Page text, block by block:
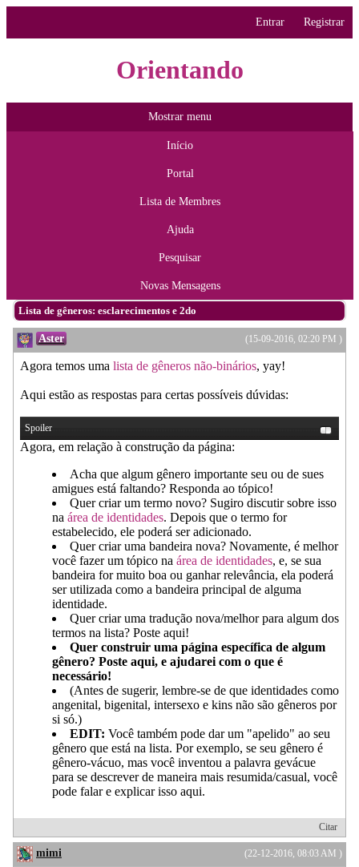
Entrar Registrar
Orientando
Mostrar menu
Início
Portal
Lista de Membres
Ajuda
Pesquisar
Novas Mensagens
Lista de gêneros: esclarecimentos e 2do
(15-09-2016, 02:20 PM )
Aster
Agora temos uma lista de gêneros não-binários, yay!
Aqui estão as respostas para certas possíveis dúvidas:
Spoiler
Agora, em relação à construção da página:
Acha que algum gênero importante seu ou de sues
amigues está faltando? Responda ao tópico!
Quer criar um termo novo? Sugiro discutir sobre isso
na área de identidades. Depois que o termo for
estabelecido, ele poderá ser adicionado.
Quer criar uma bandeira nova? Novamente, é melhor
você fazer um tópico na área de identidades, e, se sua
bandeira for muito boa ou ganhar relevância, ela poderá
ser utilizada como a bandeira principal de alguma
identidade.
Quer criar uma tradução nova/melhor para algum dos
termos na lista? Poste aqui!
Quer construir uma página específica de algum
gênero? Poste aqui, e ajudarei com o que é
necessário!
(Antes de sugerir, lembre-se de que identidades como
angenital, bigenital, intersexo e kins não são gêneros por
si só.)
EDIT: Você também pode dar um "apelido" ao seu
gênero que está na lista. Por exemplo, se seu gênero é
gênero-vácuo, mas você inventou a palavra gevácue
para se descrever de maneira mais resumida/casual, você
pode falar e explicar isso aqui.
Citar
(22-12-2016, 08:03 AM )
mimi